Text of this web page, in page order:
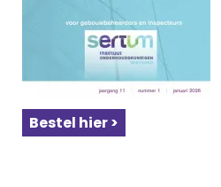
Bestel hier >